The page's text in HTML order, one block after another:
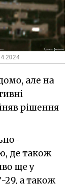
але на
рішення
де також
ще у
29, а також